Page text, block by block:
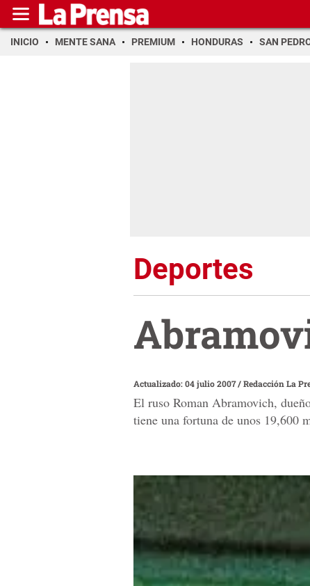
INICIO MENTE SANA PREMIUM HONDURAS SAN
Deportes
Actualizado: 04 julio 2007/Redacción La
El ruso Roman Abramovich,
tiene una fortuna de unos 19,600